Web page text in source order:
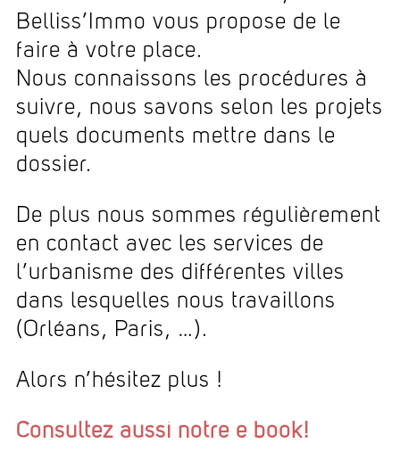
Belliss’Immo vous propose de le
faire à votre place.
Nous connaissons les procédures à
suivre, nous savons selon les projets
quels documents mettre dans le
dossier.
De plus nous sommes régulièrement
en contact avec les services de
l’urbanisme des différentes villes
dans lesquelles nous travaillons
(Orléans, Paris, …).
Alors n’hésitez plus !
Consultez aussi notre e book!